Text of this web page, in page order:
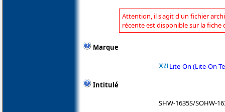
Attention, il s'agit d'un fichier
récente est disponible sur la fiche
Marque
Lite-On (Lite-On
Intitulé
SHW-1635S/SOHW-